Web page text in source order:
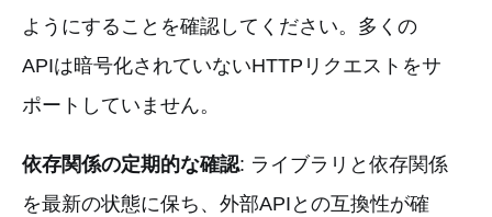
ようにすることを確認してください。多くの
APIは暗号化されていないHTTPリクエストをサ
ポートしていません。
依存関係の定期的な確認: ライブラリと依存関係
を最新の状態に保ち、外部APIとの互換性が確